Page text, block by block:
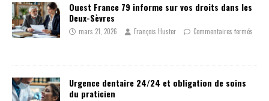
Ouest France 79 informe sur vos droits dans les
Deux-Sèvres
mars 21, 2026 François Huster Commentaires fermés
Urgence dentaire 24/24 et obligation de soins
du praticien